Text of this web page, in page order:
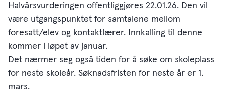
Halvårsvurderingen offentliggjøres 22.01.26. Den vil
være utgangspunktet for samtalene mellom
foresatt/elev og kontaktlærer. Innkalling til denne
kommer i løpet av januar.
Det nærmer seg også tiden for å søke om skoleplass
for neste skoleår. Søknadsfristen for neste år er 1.
mars.